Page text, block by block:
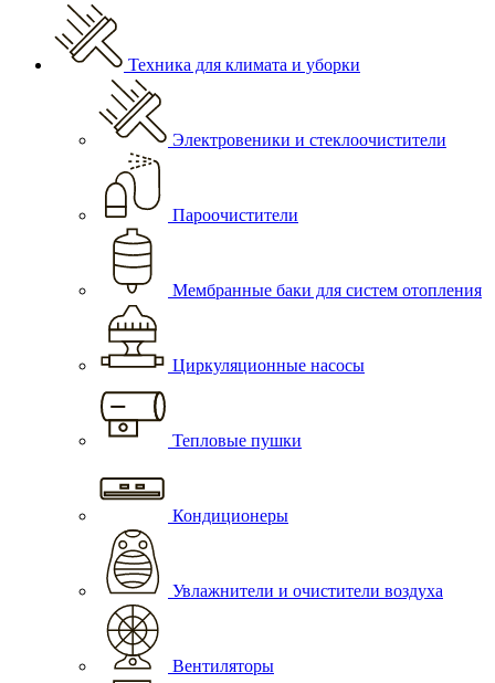
Техника для климата и уборки
Электровеники и стеклоочистители
Пароочистители
Мембранные баки для систем отопления
Циркуляционные насосы
Тепловые пушки
Кондиционеры
Увлажнители и очистители воздуха
Вентиляторы